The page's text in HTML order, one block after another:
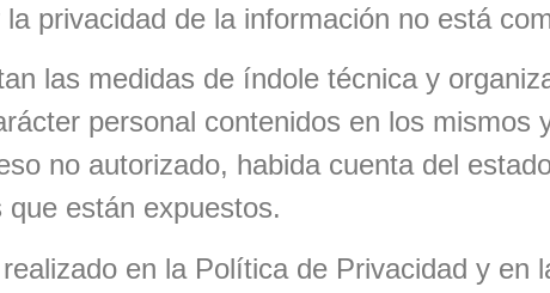
privacidad de la información no está
las medidas de índole técnica y
personal contenidos en los mismos
no autorizado, habida cuenta del
están expuestos.
en la Política de Privacidad y en